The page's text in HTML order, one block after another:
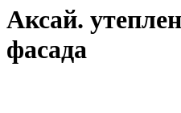
Аксай.
фасада